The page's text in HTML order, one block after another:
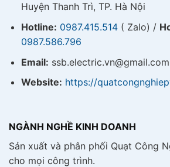
Huyện Thanh Trì, TP. Hà Nội
Hotline: 0987.415.514( Zalo) /
0987.586.796
Email: ssb.electric.vn@gmail.com
Website: https://
NGÀNH NGHỀ KINH DOANH
Sản xuất và phân phối Quạt Công
cho mọi công trình.